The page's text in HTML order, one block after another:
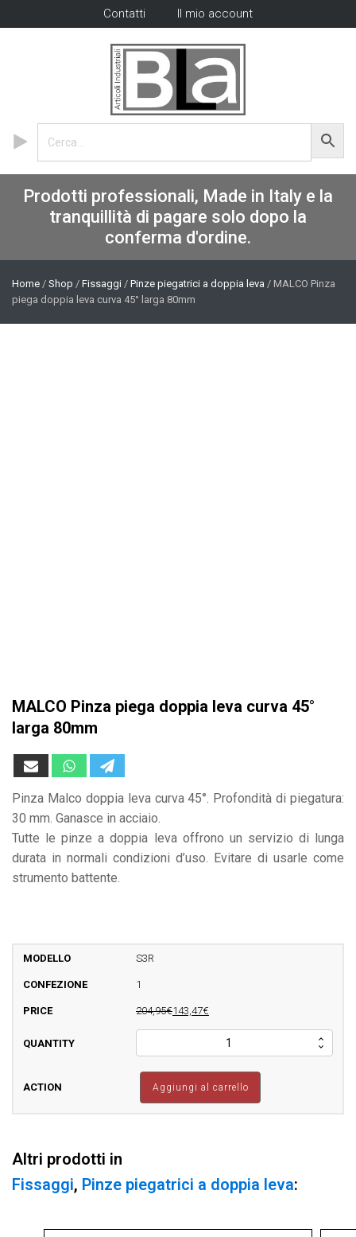
Contatti Il mio account
Prodotti professionali, Made in Italy e la
tranquillità di pagare solo dopo la
conferma d'ordine.
Home / Shop / Fissaggi / Pinze piegatrici a doppia leva / MALCO Pinza
piega doppia leva curva 45° larga 80mm
MALCO Pinza piega doppia leva curva 45°
larga 80mm
Pinza Malco doppia leva curva 45°. Profondità di piegatura:
30 mm. Ganasce in acciaio.
Tutte le pinze a doppia leva offrono un servizio di lunga
durata in normali condizioni d’uso. Evitare di usarle come
strumento battente.
S3R
1
204,95€143,47€
Pinza
doppiaAggiungi al carrello
Altri prodotti in
Fissaggi, Pinze piegatrici a doppia leva: